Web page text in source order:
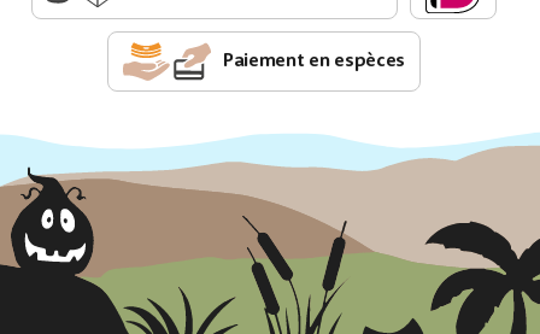
Paiement en espèces